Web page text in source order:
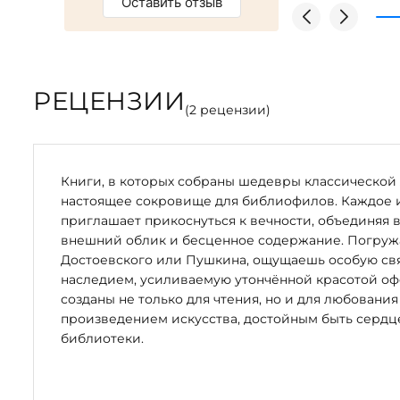
РЕЦЕНЗИИ (2 рецензии)
Книги, в которых собраны шедевры
настоящее сокровище для библиофилов. Каждое
приглашает прикоснуться к вечности, объединяя
внешний облик и бесценное содержание.
Достоевского или Пушкина, ощущаешь особую
наследием, усиливаемую утончённой красотой
созданы не только для чтения, но и для
произведением искусства, достойным быть
библиотеки.